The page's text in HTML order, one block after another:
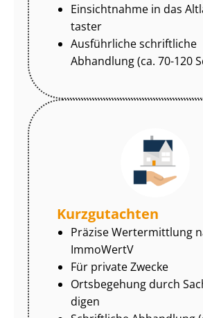
Einsichtnahme in das
tas­ter
Ausführliche schriftliche
Abhandlung (ca. 70-120
Kurzgutachten
Präzise Wertermittlung
ImmoWertV
Für private Zwecke
Ortsbegehung durch
di­gen